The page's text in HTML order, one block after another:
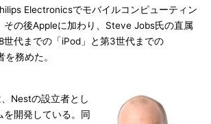
Electronicsでモバイルコンピューティン
その後Appleに加わり、Steve Jobs氏の直属
世代までの「iPod」と第3世代までの
を務めた。
Nestの設立者とし
開発している。同